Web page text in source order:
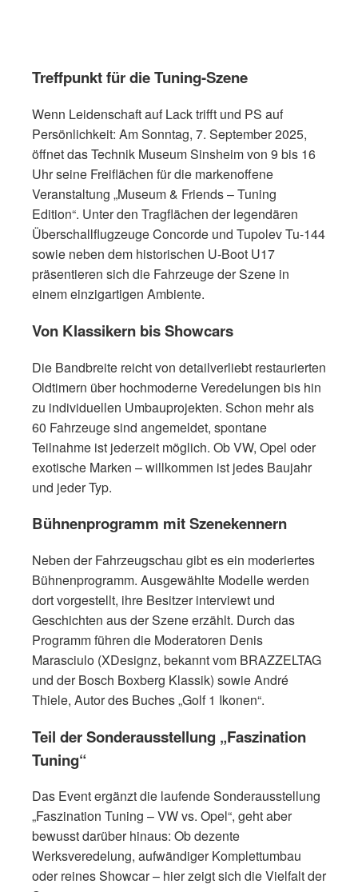
Treffpunkt für die Tuning-Szene
Wenn Leidenschaft auf Lack trifft und PS auf
Persönlichkeit: Am Sonntag, 7. September 2025,
öffnet das Technik Museum Sinsheim von 9 bis 16
Uhr seine Freiflächen für die markenoffene
Veranstaltung „Museum & Friends – Tuning
Edition“. Unter den Tragflächen der legendären
Überschallflugzeuge Concorde und Tupolev Tu-144
sowie neben dem historischen U-Boot U17
präsentieren sich die Fahrzeuge der Szene in
einem einzigartigen Ambiente.
Von Klassikern bis Showcars
Die Bandbreite reicht von detailverliebt restaurierten
Oldtimern über hochmoderne Veredelungen bis hin
zu individuellen Umbauprojekten. Schon mehr als
60 Fahrzeuge sind angemeldet, spontane
Teilnahme ist jederzeit möglich. Ob VW, Opel oder
exotische Marken – willkommen ist jedes Baujahr
und jeder Typ.
Bühnenprogramm mit Szenekennern
Neben der Fahrzeugschau gibt es ein moderiertes
Bühnenprogramm. Ausgewählte Modelle werden
dort vorgestellt, ihre Besitzer interviewt und
Geschichten aus der Szene erzählt. Durch das
Programm führen die Moderatoren Denis
Marasciulo (XDesignz, bekannt vom BRAZZELTAG
und der Bosch Boxberg Klassik) sowie André
Thiele, Autor des Buches „Golf 1 Ikonen“.
Teil der Sonderausstellung „Faszination
Tuning“
Das Event ergänzt die laufende Sonderausstellung
„Faszination Tuning – VW vs. Opel“, geht aber
bewusst darüber hinaus: Ob dezente
Werksveredelung, aufwändiger Komplettumbau
oder reines Showcar – hier zeigt sich die Vielfalt der